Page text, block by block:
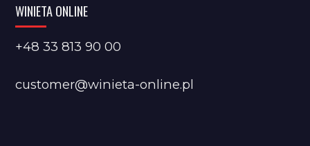
WINIETA ONLINE
+48 33 813 90 00
customer@winieta-online.pl